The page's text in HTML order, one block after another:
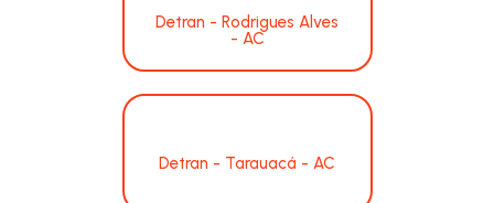
Detran - Rodrigues Alves
- AC
Detran - Tarauacá - AC